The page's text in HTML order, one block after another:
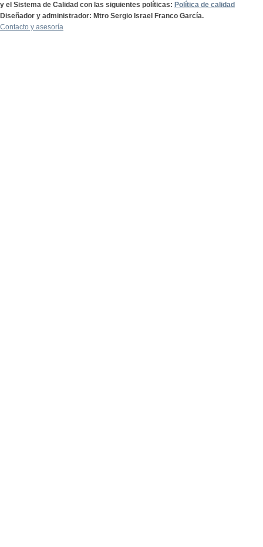
y el Sistema de Calidad con las siguientes políticas: Política de calidad
Diseñador y administrador: Mtro Sergio Israel Franco García.
Contacto y asesoría